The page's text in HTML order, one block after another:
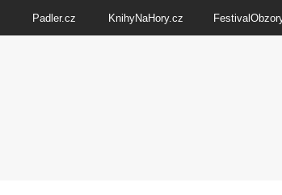
Padler.cz KnihyNaHory.cz